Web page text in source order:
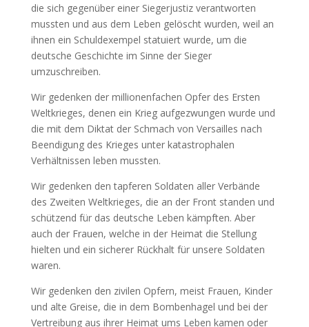
die sich gegenüber einer Siegerjustiz verantworten
mussten und aus dem Leben gelöscht wurden, weil an
ihnen ein Schuldexempel statuiert wurde, um die
deutsche Geschichte im Sinne der Sieger
umzuschreiben.
Wir gedenken der millionenfachen Opfer des Ersten
Weltkrieges, denen ein Krieg aufgezwungen wurde und
die mit dem Diktat der Schmach von Versailles nach
Beendigung des Krieges unter katastrophalen
Verhältnissen leben mussten.
Wir gedenken den tapferen Soldaten aller Verbände
des Zweiten Weltkrieges, die an der Front standen und
schützend für das deutsche Leben kämpften. Aber
auch der Frauen, welche in der Heimat die Stellung
hielten und ein sicherer Rückhalt für unsere Soldaten
waren.
Wir gedenken den zivilen Opfern, meist Frauen, Kinder
und alte Greise, die in dem Bombenhagel und bei der
Vertreibung aus ihrer Heimat ums Leben kamen oder